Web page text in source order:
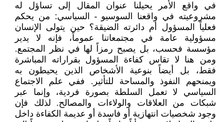
في واقع الأمر يحيلنا عنوان المقال إلى تساؤل له
مشروعيته في واقعنا السوسيو - السياسي: من يحكم
فعلياً المسؤول أم دائرته الضيقة؟ حين يتولى الإنسان
مسؤولية عامة في مجتمعاتنا عموماً، فإنه لا يدير
مؤسسة فحسب، بل يصبح رمزاً لها في نظر المجتمع.
ومن هنا لا تقاس كفاءة المسؤول بقراراته المباشرة
فقط، بل أيضاً بنوعية الأشخاص الذين يحيطون به
ويمنحهم النفوذ والمساحة للتأثير. ففي علم الاجتماع
السياسي لا تعمل السلطة بصورة فردية، وإنما عبر
شبكات من العلاقات والولاءات والمصالح. لذلك فإن
وجود شخصيات انتهازية أو فاسدة أو عديمة الكفاءة داخل